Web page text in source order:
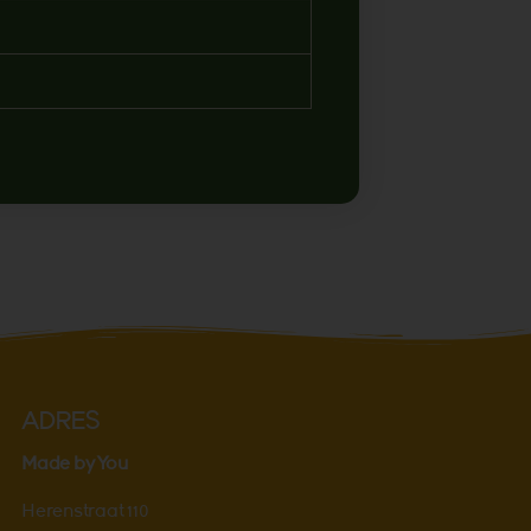
ADRES
Made by You
Herenstraat 110